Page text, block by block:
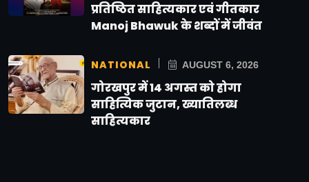
प्रतिष्ठित साहित्यकार एवं गीतकार
Manoj Bhawuk के शब्दों में जीवंत
NATIONAL AUGUST 6, 2026
गोरखपुर में 14 अगस्त को होगा
साहित्यिक जुटान, ख्यातिलब्ध
साहित्यकार